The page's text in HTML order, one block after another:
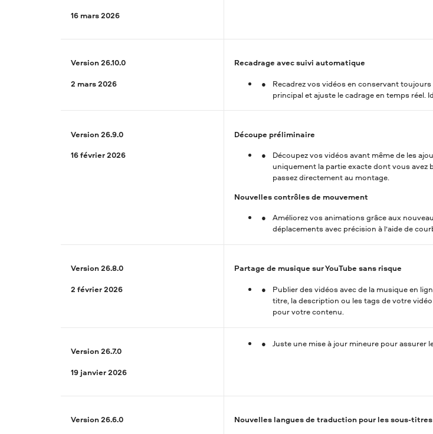
16 mars 2026
Version 26.10.0
2 mars 2026
Recadrage avec suivi automatique
Recadrez vos vidéos en conservant
principal et ajuste le cadrage en temps réel.
Version 26.9.0
16 février 2026
Découpe préliminaire
Découpez vos vidéos avant même de les
uniquement la partie exacte dont vous avez
passez directement au montage.
Nouvelles contrôles de mouvement
Améliorez vos animations grâce aux
déplacements avec précision à l’aide de
Version 26.8.0
2 février 2026
Partage de musique sur YouTube sans risque
Publier des vidéos avec de la musique en
titre, la description ou les tags de votre
pour votre contenu.
Version 26.7.0
19 janvier 2026
Juste une mise à jour mineure pour assurer
Version 26.6.0
Nouvelles langues de traduction pour les sous-